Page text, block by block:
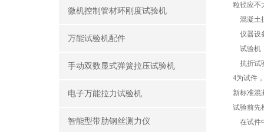
微机控制管材环刚度试验机
万能试验机配件
手动双数显式弹簧拉压试验机
电子万能拉力试验机
智能型带肋钢丝测力仪
粒径应不
混凝土
仪器设
试验机
抗折试
4为试件
新标准混
试验前先
在试件